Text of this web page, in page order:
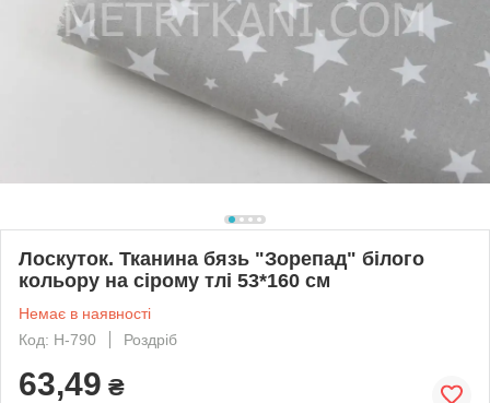
Лоскуток. Тканина бязь "Зорепад" білого
кольору на сірому тлі 53*160 см
Немає в наявності
Код: Н-790
Роздріб
63,49 ₴